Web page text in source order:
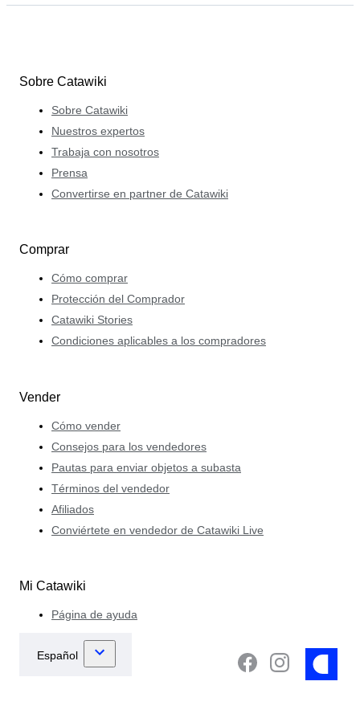
Sobre Catawiki
Sobre Catawiki
Nuestros expertos
Trabaja con nosotros
Prensa
Convertirse en partner de Catawiki
Comprar
Cómo comprar
Protección del Comprador
Catawiki Stories
Condiciones aplicables a los compradores
Vender
Cómo vender
Consejos para los vendedores
Pautas para enviar objetos a subasta
Términos del vendedor
Afiliados
Conviértete en vendedor de Catawiki Live
Mi Catawiki
Página de ayuda